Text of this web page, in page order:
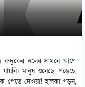
বন্দুকের নলের সামনে আগে
মানুষ শুনেছে, পড়েছে
পেতে দেওয়া! হালকা গড়ন,